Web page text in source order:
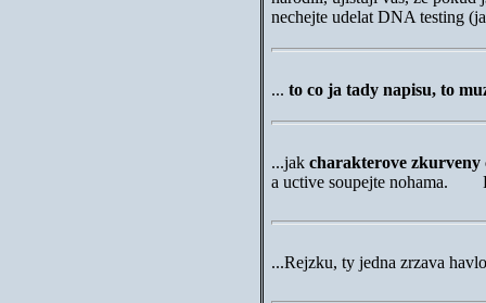
nechejte udelat DNA testing
... to co ja tady napisu, to
...jak charakterove zkurveny
a uctive soupejte nohama.
...Rejzku, ty jedna zrzava